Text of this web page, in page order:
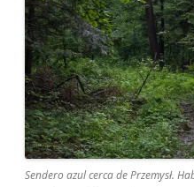
Sendero azul cerca de Przemysł.